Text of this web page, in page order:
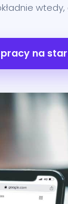
wtedy,
pracy na